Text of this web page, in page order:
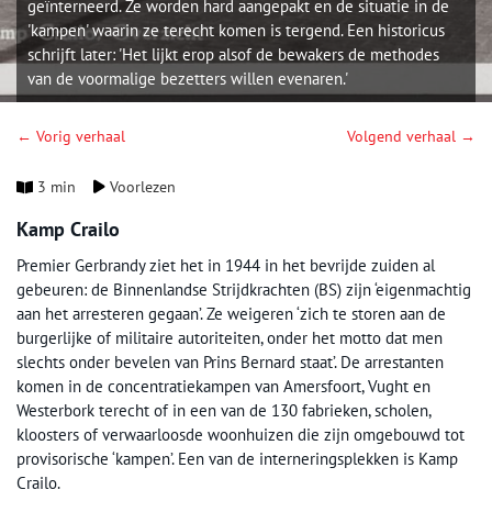
geïnterneerd. Ze worden hard aangepakt en de situatie in de
'kampen' waarin ze terecht komen is tergend. Een historicus
schrijft later: 'Het lijkt erop alsof de bewakers de methodes
van de voormalige bezetters willen evenaren.'
← Vorig verhaal Volgend verhaal →
3 min Voorlezen
Kamp Crailo
Premier Gerbrandy ziet het in 1944 in het bevrijde zuiden al
gebeuren: de Binnenlandse Strijdkrachten (BS) zijn ‘eigenmachtig
aan het arresteren gegaan’. Ze weigeren ‘zich te storen aan de
burgerlijke of militaire autoriteiten, onder het motto dat men
slechts onder bevelen van Prins Bernard staat’. De arrestanten
komen in de concentratiekampen van Amersfoort, Vught en
Westerbork terecht of in een van de 130 fabrieken, scholen,
kloosters of verwaarloosde woonhuizen die zijn omgebouwd tot
provisorische ‘kampen’. Een van de interneringsplekken is Kamp
Crailo.